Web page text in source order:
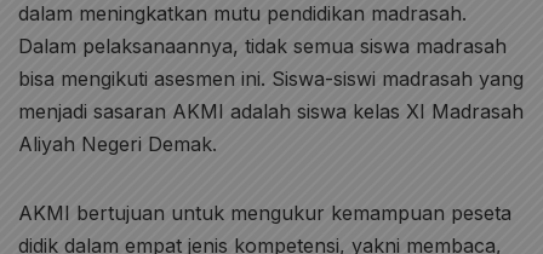
dalam meningkatkan mutu pendidikan madrasah.
Dalam pelaksanaannya, tidak semua siswa madrasah
bisa mengikuti asesmen ini. Siswa-siswi madrasah yang
menjadi sasaran AKMI adalah siswa kelas XI Madrasah
Aliyah Negeri Demak.
AKMI bertujuan untuk mengukur kemampuan peseta
didik dalam empat jenis kompetensi, yakni membaca,